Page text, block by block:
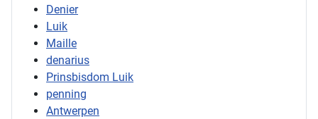
Denier
Luik
Maille
denarius
Prinsbisdom Luik
penning
Antwerpen